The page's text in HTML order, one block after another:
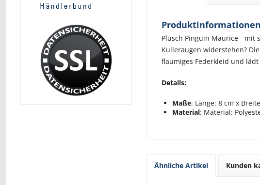
Plüsch Pinguin Maurice - mit
Kulleraugen widerstehen?
flaumiges Federkleid und
Details:
Maße: Länge: 8 cm x
Material: Material:
Ähnliche Artikel Kunden